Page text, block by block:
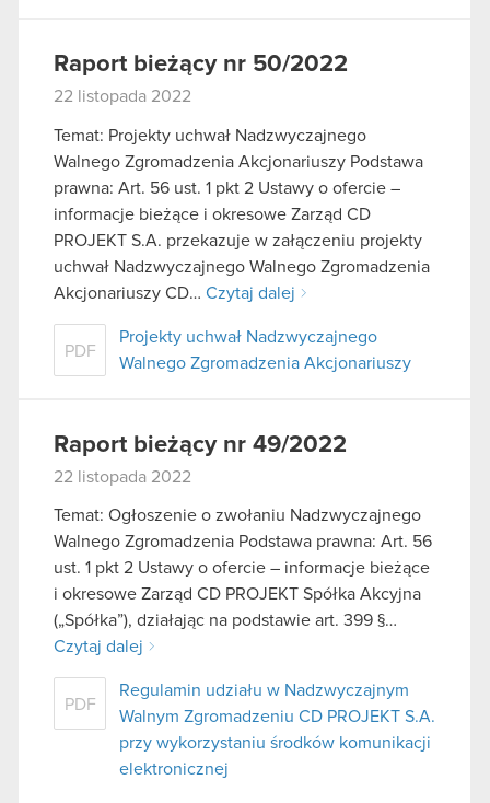
Raport bieżący nr 50/2022
22 listopada 2022
Temat: Projekty uchwał Nadzwyczajnego
Walnego Zgromadzenia Akcjonariuszy Podstawa
prawna: Art. 56 ust. 1 pkt 2 Ustawy o ofercie –
informacje bieżące i okresowe Zarząd CD
PROJEKT S.A. przekazuje w załączeniu projekty
uchwał Nadzwyczajnego Walnego Zgromadzenia
Akcjonariuszy CD… Czytaj dalej
PDF
Projekty uchwał Nadzwyczajnego
Walnego Zgromadzenia Akcjonariuszy
Raport bieżący nr 49/2022
22 listopada 2022
Temat: Ogłoszenie o zwołaniu Nadzwyczajnego
Walnego Zgromadzenia Podstawa prawna: Art. 56
ust. 1 pkt 2 Ustawy o ofercie – informacje bieżące
i okresowe Zarząd CD PROJEKT Spółka Akcyjna
(„Spółka”), działając na podstawie art. 399 §…
Czytaj dalej
PDF
Regulamin udziału w Nadzwyczajnym
Walnym Zgromadzeniu CD PROJEKT S.A.
przy wykorzystaniu środków komunikacji
elektronicznej